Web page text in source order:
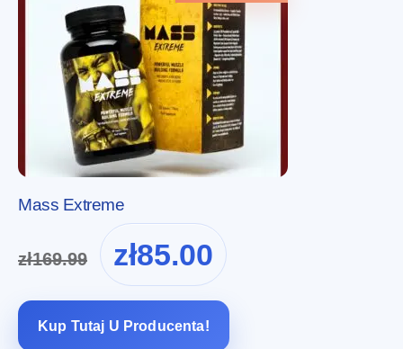
Mass Extreme
zł169.99
Pierwotna
cena
wynosiła:
zł85.00
cena
zł85.00.
Kup Tutaj U Producenta!